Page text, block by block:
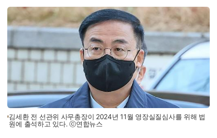
김세환 전 선관위 사무총장이 2024년 11월 영장실질심사를 위해 법
원에 출석하고 있다. ⓒ연합뉴스